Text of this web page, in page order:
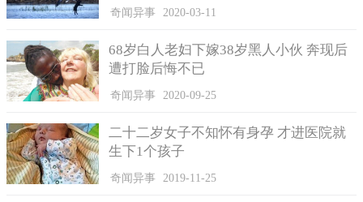
Ford以人工鸟屎测试车漆，希望研发出能抵抗鸟屎侵蚀的车漆。
工程师们将人工鸟屎滴在车漆上，并分别以摄氏40度、50
奇闻异事 2020-03-11
68岁白人老妇下嫁38岁黑人小伙 奔现后
遭打脸后悔不已
奇闻异事 2020-09-25
二十二岁女子不知怀有身孕 才进医院就
生下1个孩子
奇闻异事 2019-11-25